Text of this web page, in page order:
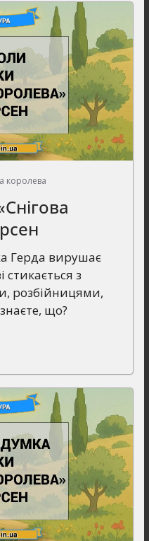
королева
Герда вирушає
стикається з
розбійницями,
що?